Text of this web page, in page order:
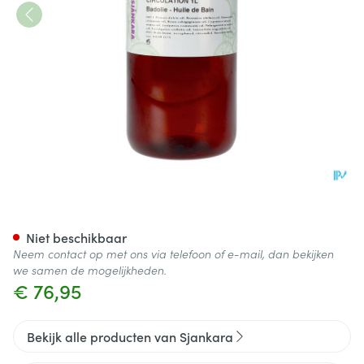
€ 76,95
Niet beschikbaar
Neem contact op met ons via telefoon of e-mail, dan bekijken
we samen de mogelijkheden.
Bekijk alle producten van Sjankara